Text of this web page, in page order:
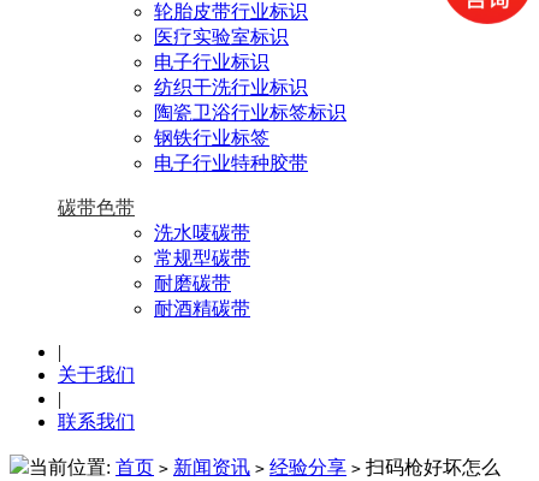
轮胎皮带行业标识
医疗实验室标识
电子行业标识
纺织干洗行业标识
陶瓷卫浴行业标签标识
钢铁行业标签
电子行业特种胶带
碳带色带
洗水唛碳带
常规型碳带
耐磨碳带
耐酒精碳带
|
关于我们
|
联系我们
当前位置: 首页 > 新闻资讯 > 经验分享 > 扫码枪好坏怎么